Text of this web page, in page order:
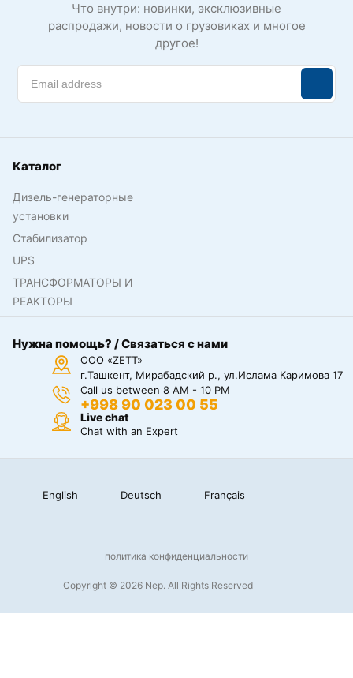
Что внутри: новинки, эксклюзивные
распродажи, новости о грузовиках и многое
другое!
Каталог
Дизель-генераторные
установки
Стабилизатор
UPS
ТРАНСФОРМАТОРЫ И
РЕАКТОРЫ
Нужна помощь? / Связаться с нами
ООО «ZETT»
г.Ташкент, Мирабадский р., ул.Ислама Каримова 17
Call us between 8 AM - 10 PM
+998 90 023 00 55
Live chat
Chat with an Expert
English Deutsch Français
Copyright © 2026 Nep. All Rights Reserved
политика конфиденциальности